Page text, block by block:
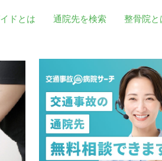
ドとは 通院先を検索 整骨院と